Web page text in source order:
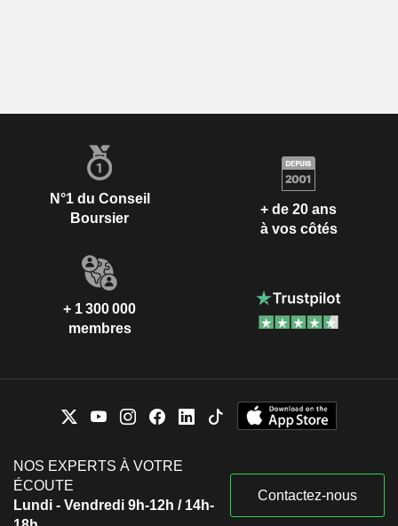
N°1 du Conseil
Boursier
+ de 20 ans
à vos côtés
+ 1 300 000
membres
NOS EXPERTS À VOTRE
ÉCOUTE
Lundi - Vendredi 9h-12h / 14h-
Contactez-nous